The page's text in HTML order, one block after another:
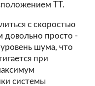
ТТ.
с скоростью
довольно просто -
шума, что
при
системы